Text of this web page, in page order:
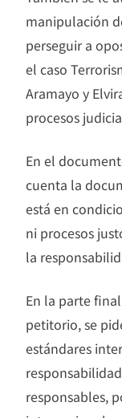
manipulación
perseguir a
el caso
Aramayo y
procesos
En el
cuenta la
está en
ni procesos
la
En la parte
petitorio, se
estándares
responsables,